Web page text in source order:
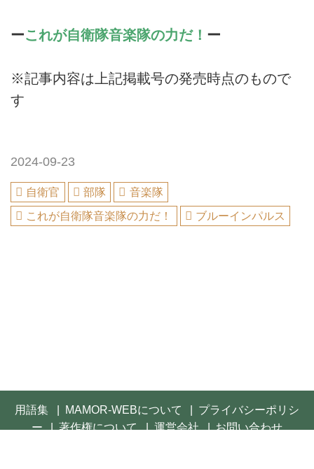
ーこれが自衛隊音楽隊の力だ！ ー
※記事内容は上記掲載号の発売時点のもので
す
2024-09-23
自衛官 部隊
音楽隊
これが自衛隊音楽隊の力だ！
ブルーインパルス
用語集 MAMOR-WEBについて
プライバシーポリシ
ー
著作権について 運営会社
お問い合わせ